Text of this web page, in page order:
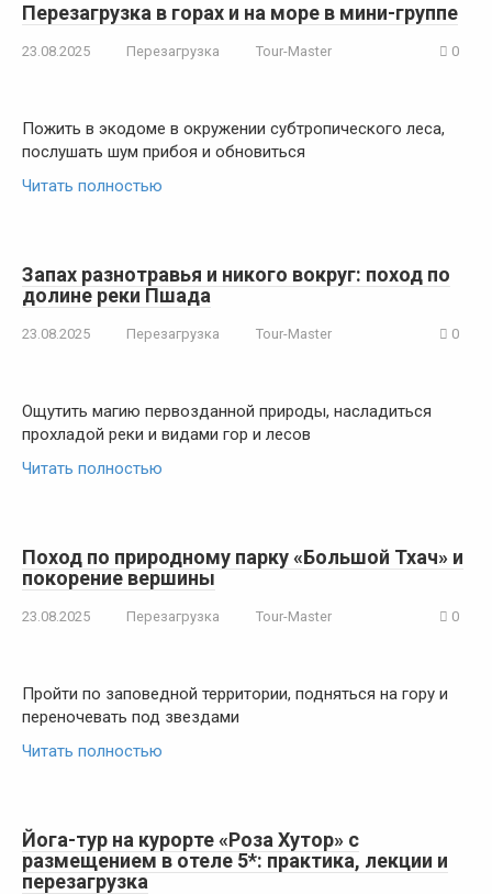
Перезагрузка в горах и на море в мини-группе
23.08.2025 Перезагрузка Tour-Master 0
Пожить в экодоме в окружении субтропического леса,
послушать шум прибоя и обновиться
Читать полностью
Запах разнотравья и никого вокруг: поход по
долине реки Пшада
23.08.2025 Перезагрузка Tour-Master 0
Ощутить магию первозданной природы, насладиться
прохладой реки и видами гор и лесов
Читать полностью
Поход по природному парку «Большой Тхач» и
покорение вершины
23.08.2025 Перезагрузка Tour-Master 0
Пройти по заповедной территории, подняться на гору и
переночевать под звездами
Читать полностью
Йога-тур на курорте «Роза Хутор» с
размещением в отеле 5*: практика, лекции и
перезагрузка